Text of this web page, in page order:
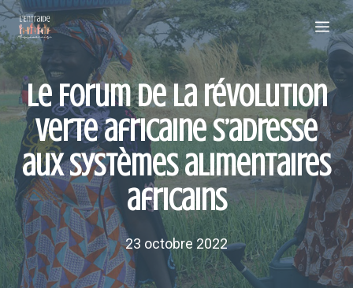
Aller
au
contenu
Le Forum de la révolution
verte africaine s’adresse
aux systèmes alimentaires
africains
23 octobre 2022